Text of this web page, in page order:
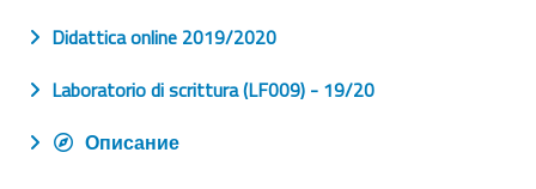
Didattica online 2019/2020
Laboratorio di scrittura (LF009) - 19/20
Описание